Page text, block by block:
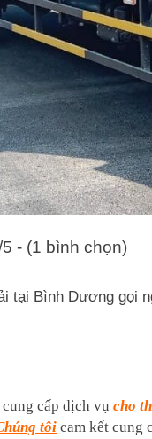
5 - (1 bình chọn)
tại Bình Dương gọi
cấp dịch vụ cho
tôi cam kết cung